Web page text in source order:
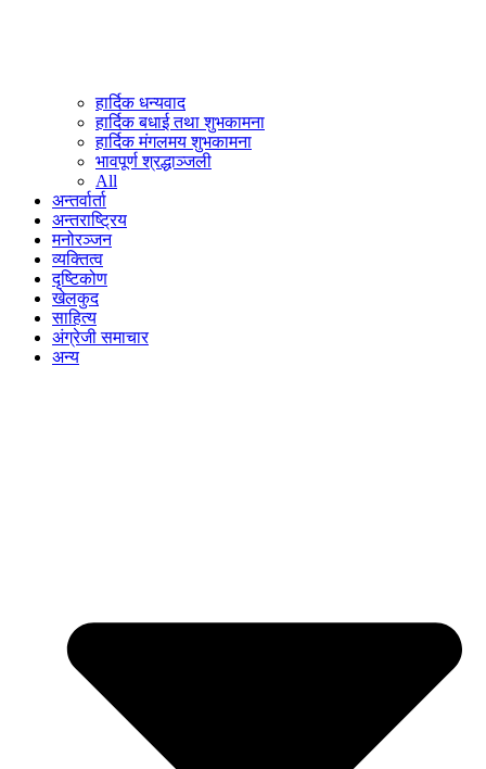
हार्दिक धन्यवाद
हार्दिक बधाई तथा शुभकामना
हार्दिक मंगलमय शुभकामना
भावपूर्ण श्रद्धाञ्जली
All
अन्तर्वार्ता
अन्तराष्ट्रिय
मनोरञ्जन
व्यक्तित्व
दृष्टिकोण
खेलकुद
साहित्य
अंग्रेजी समाचार
अन्य